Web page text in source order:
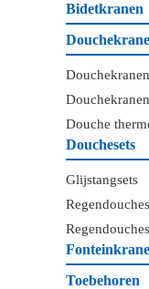
Bidetkranen
Douche
Douchesets
Glijstangsets
Toebehoren